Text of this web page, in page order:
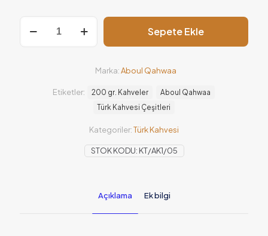
Sepete Ekle
STOK KODU: KT/AK1/05
Kategoriler:Türk Kahvesi
Etiketler: 200 gr. Kahveler
Aboul Qahwaa
Türk Kahvesi Çeşitleri
Marka:Aboul Qahwaa
Açıklama Ek bilgi